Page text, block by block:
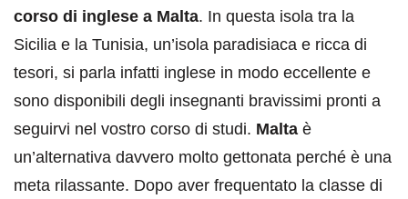
corso di inglese a Malta. In questa isola tra la
Sicilia e la Tunisia, un’isola paradisiaca e ricca di
tesori, si parla infatti inglese in modo eccellente e
sono disponibili degli insegnanti bravissimi pronti a
seguirvi nel vostro corso di studi. Malta è
un’alternativa davvero molto gettonata perché è una
meta rilassante. Dopo aver frequentato la classe di